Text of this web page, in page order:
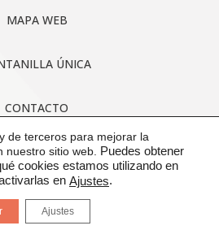
MAPA WEB
ÚNICA
CONTACTO
AVISO LEGAL
GENERALES DE USO
de terceros para mejorar la
nuestro sitio web.
Puedes obtener
cookies estamos utilizando en
en Ajustes.
Ajustes